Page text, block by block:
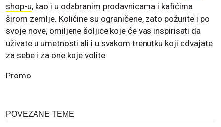
shop-u, kao i u odabranim prodavnicama i kafićima
širom zemlje. Količine su ograničene, zato požurite i po
svoje nove, omiljene šoljice koje će vas inspirisati da
uživate u umetnosti ali i u svakom trenutku koji odvajate
za sebe i za one koje volite.
Promo
POVEZANE TEME